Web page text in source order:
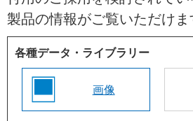
製品の情報がご覧いただけま
各種データ・ライブラリー
画像